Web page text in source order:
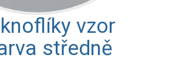
vzor
středně